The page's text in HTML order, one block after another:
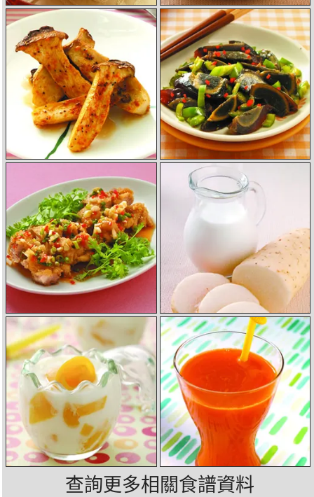
查詢更多相關食譜資料